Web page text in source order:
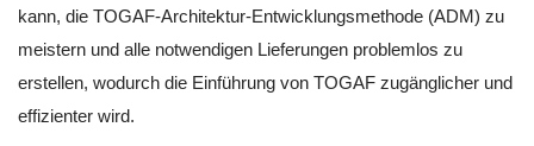
kann, die TOGAF-Architektur-Entwicklungsmethode (ADM) zu
meistern und alle notwendigen Lieferungen problemlos zu
erstellen, wodurch die Einführung von TOGAF zugänglicher und
effizienter wird.